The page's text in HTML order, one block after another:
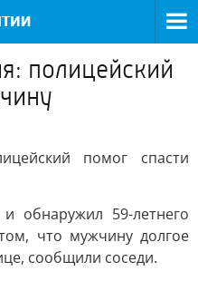
полицейский
помог спасти
обнаружил 59-летнего
что мужчину долгое
сообщили соседи.